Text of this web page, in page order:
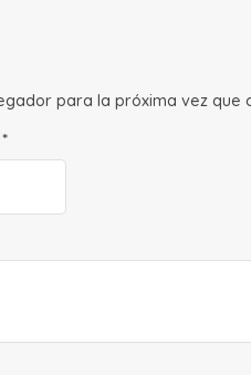
*
para la próxima vez que